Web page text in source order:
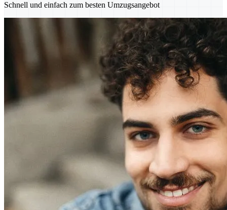
Schnell und einfach zum besten Umzugsangebot